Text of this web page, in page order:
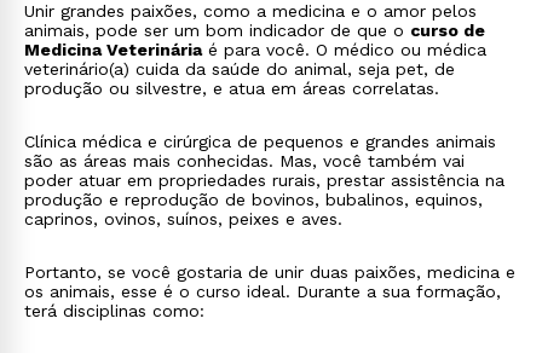
Unir grandes paixões, como a medicina e o amor pelos
animais, pode ser um bom indicador de que o curso de
Medicina Veterináriaé para você. O médico ou médica
veterinário(a) cuida da saúde do animal, seja pet, de
produção ou silvestre, e atua em áreas correlatas.
Clínica médica e cirúrgica de pequenos e grandes animais
são as áreas mais conhecidas. Mas, você também vai
poder atuar em propriedades rurais, prestar assistência na
produção e reprodução de bovinos, bubalinos, equinos,
caprinos, ovinos, suínos, peixes e aves.
Portanto, se você gostaria de unir duas paixões, medicina e
os animais, esse é o curso ideal. Durante a sua formação,
terá disciplinas como: